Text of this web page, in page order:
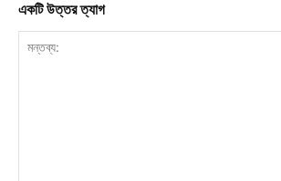
একটি উত্তর ত্যাগ